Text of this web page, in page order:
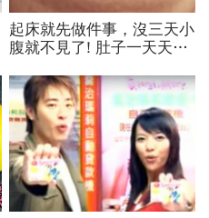
起床就先做件事，沒三天小
腹就不見了! 肚子一天天變